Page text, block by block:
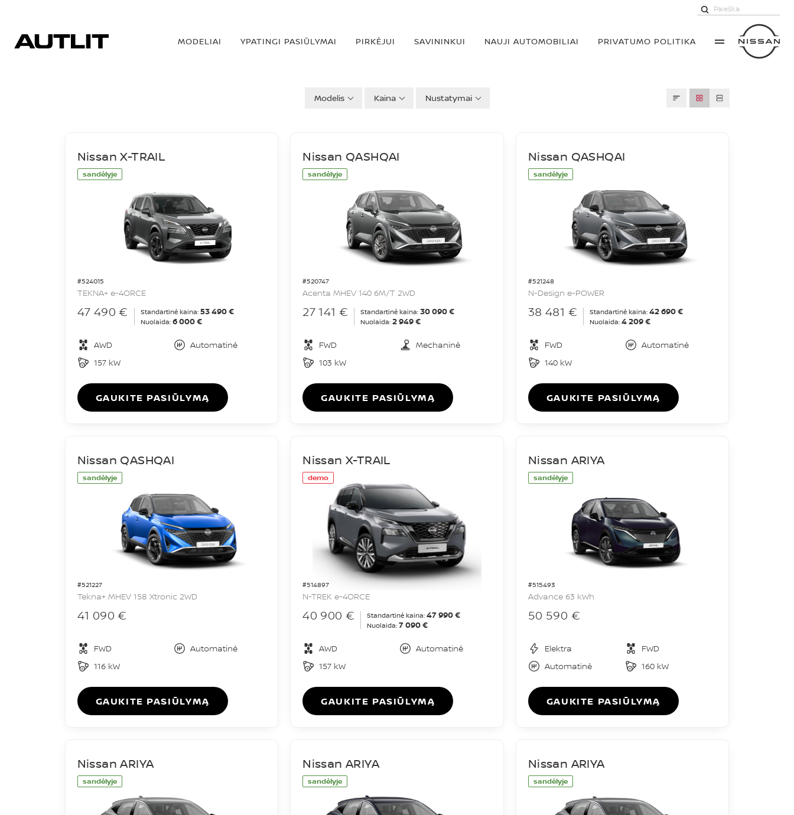
MODELIAI YPATINGI PASIŪLYMAI PIRKĖJUI SAVININKUI NAUJI AUTOMOBILIAI PRIVATUMO POLITIKA
Modelis Kaina Nustatymai
sandėlyje
#524015
Nissan X-TRAIL
TEKNA+ e-4ORCE
47 490 € Standartinė kaina: 53 490 €
Nuolaida: 6 000 €
AWD
Automatinė
157 kW
GAUKITE PASIŪLYMĄ
sandėlyje
#520747
Nissan QASHQAI
Acenta MHEV 140 6M/T 2WD
27 141 € Standartinė kaina: 30 090 €
Nuolaida: 2 949 €
FWD
Mechaninė
103 kW
GAUKITE PASIŪLYMĄ
sandėlyje
#521248
Nissan QASHQAI
N-Design e-POWER
38 481 € Standartinė kaina: 42 690 €
Nuolaida: 4 209 €
FWD
Automatinė
140 kW
GAUKITE PASIŪLYMĄ
sandėlyje
#521227
Nissan QASHQAI
Tekna+ MHEV 158 Xtronic 2WD
41 090 €
FWD
Automatinė
116 kW
GAUKITE PASIŪLYMĄ
demo
#514897
Nissan X-TRAIL
N-TREK e-4ORCE
40 900 € Standartinė kaina: 47 990 €
Nuolaida: 7 090 €
AWD
Automatinė
157 kW
GAUKITE PASIŪLYMĄ
sandėlyje
#515493
Nissan ARIYA
Advance 63 kWh
50 590 €
Elektra
FWD
Automatinė
160 kW
GAUKITE PASIŪLYMĄ
sandėlyje
Nissan ARIYA
sandėlyje
Nissan ARIYA
sandėlyje
Nissan ARIYA